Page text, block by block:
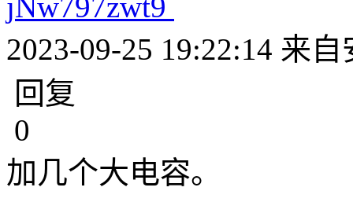
2023-09-25 19:22:14 来自
回复
0
加几个大电容。